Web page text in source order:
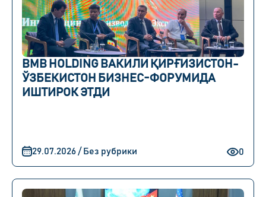
BMB HOLDING ВАКИЛИ ҚИРҒИЗИСТОН-
ЎЗБЕКИСТОН БИЗНЕС-ФОРУМИДА
ИШТИРОК ЭТДИ
0
29.07.2026 / Без рубрики